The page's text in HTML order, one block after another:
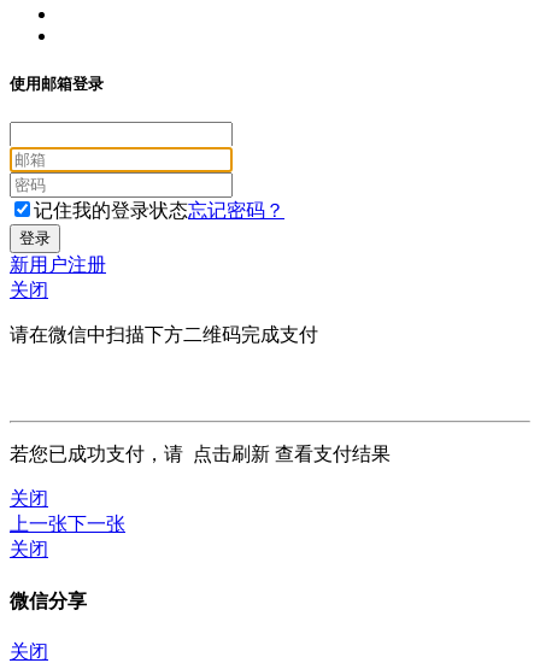
使用邮箱登录
记住我的登录状态忘记密码？
新用户注册
关闭
请在微信中扫描下方二维码完成支付
若您已成功支付，请 点击刷新 查看支付结果
关闭
上一张下一张
关闭
微信分享
关闭